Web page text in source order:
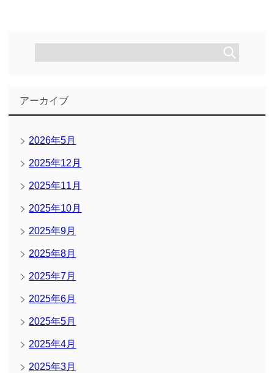
アーカイブ
2026年5月
2025年12月
2025年11月
2025年10月
2025年9月
2025年8月
2025年7月
2025年6月
2025年5月
2025年4月
2025年3月